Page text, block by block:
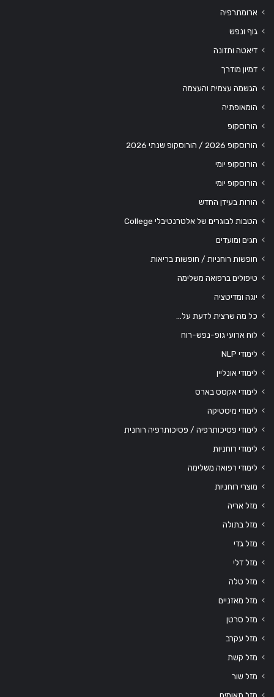
ארומתרפיה
גוף ונפש
דיאטה ותזונה
דמיון מודרך
הגשמה עצמית והעצמה
הומאופתיה
הורוסקופ
הורוסקופ 2026 / הורוסקופ שנתי 2026
הורוסקופ יומי
הורוסקופ יומי
הורות בעידן החדש
הטבות לבוגרים של אלטרנטיבלי College
חגים ומועדים
חופשות רוחניות / חופשות בריאות
טיפולים ברפואה משלימה
יוגה ומדיטציה
כל מה שרצית לדעת על…
לוח ארועי גופ-נפש-רוח
לימודי NLP
לימודי אונליין
לימודי אקסס בארס
לימודי מיסטיקה
לימודי פסיכותרפיה / פסיכותרפיה רוחנית
לימודי רוחניות
לימודי רפואה משלימה
מוצרי רוחניות
מזל אריה
מזל בתולה
מזל גדי
מזל דלי
מזל טלה
מזל מאזניים
מזל סרטן
מזל עקרב
מזל קשת
מזל שור
מזל תאומים